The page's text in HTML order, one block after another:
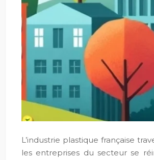
L’industrie plastique française
les entreprises du secteur se